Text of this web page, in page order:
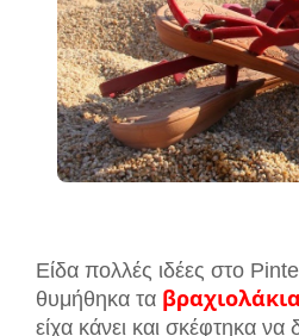
Είδα πολλές ιδέες στο
θυμήθηκα τα
είχα κάνει και σκέφτηκα να